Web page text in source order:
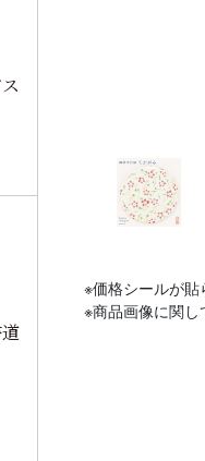
※価格シールが貼
※商品画像に関し